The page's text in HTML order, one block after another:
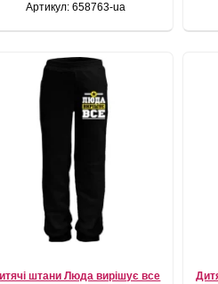
Артикул: 658763-ua
штани Люда вирішує все